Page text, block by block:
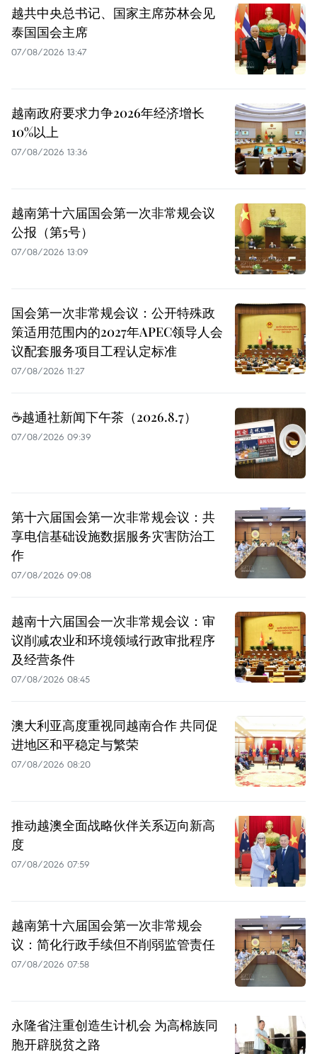
越共中央总书记、国家主席苏林会见
泰国国会主席
07/08/2026 13:47
越南政府要求力争2026年经济增长
10%以上
07/08/2026 13:36
越南第十六届国会第一次非常规会议
公报（第5号）
07/08/2026 13:09
国会第一次非常规会议：公开特殊政
策适用范围内的2027年APEC领导人会
议配套服务项目工程认定标准
07/08/2026 11:27
☕️越通社新闻下午茶（2026.8.7）
07/08/2026 09:39
第十六届国会第一次非常规会议：共
享电信基础设施数据服务灾害防治工
作
07/08/2026 09:08
越南十六届国会一次非常规会议：审
议削减农业和环境领域行政审批程序
及经营条件
07/08/2026 08:45
澳大利亚高度重视同越南合作 共同促
进地区和平稳定与繁荣
07/08/2026 08:20
推动越澳全面战略伙伴关系迈向新高
度
07/08/2026 07:59
越南第十六届国会第一次非常规会
议：简化行政手续但不削弱监管责任
07/08/2026 07:58
永隆省注重创造生计机会 为高棉族同
胞开辟脱贫之路